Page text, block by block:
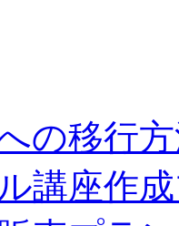
の移行
講座作